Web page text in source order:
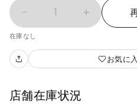
1
在庫なし
お気に
店舗在庫状況